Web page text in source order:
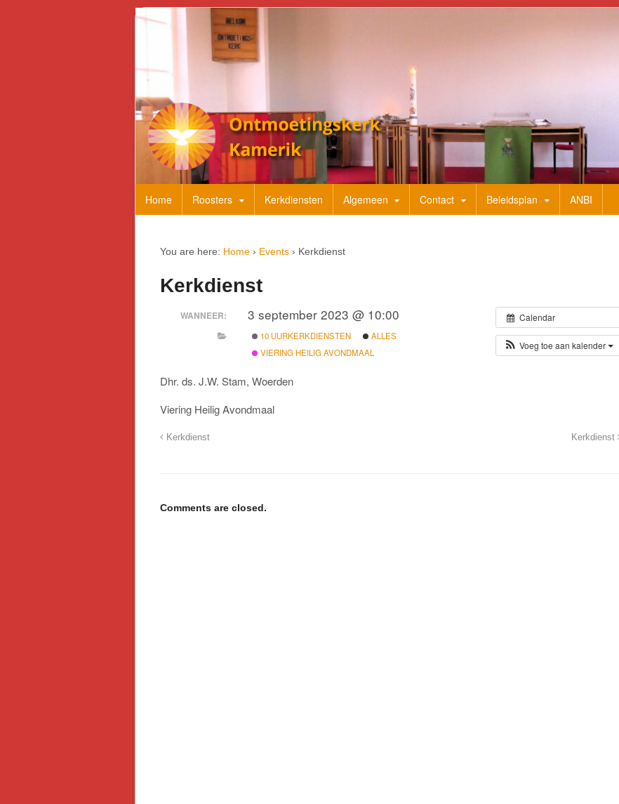
Home Roosters Kerkdiensten Algemeen Contact Beleidsplan ANBI
You are here: Home › Events › Kerkdienst
Kerkdienst
Calendar
Voeg toe aan kalender
WANNEER: 3 september 2023 @ 10:00
10 UURKERKDIENSTEN
ALLES
VIERING HEILIG AVONDMAAL
Dhr. ds. J.W. Stam, Woerden
Viering Heilig Avondmaal
Kerkdienst Kerkdienst
Comments are closed.